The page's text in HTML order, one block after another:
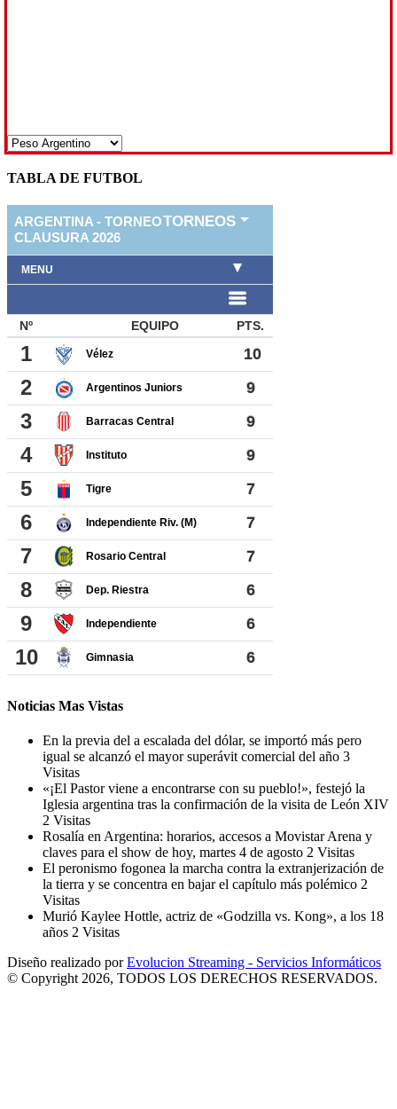
TABLA DE FUTBOL
Noticias Mas Vistas
En la previa del a escalada del dólar, se importó más pero
igual se alcanzó el mayor superávit comercial del año 3
Visitas
«¡El Pastor viene a encontrarse con su pueblo!», festejó la
Iglesia argentina tras la confirmación de la visita de León XIV
2 Visitas
Rosalía en Argentina: horarios, accesos a Movistar Arena y
claves para el show de hoy, martes 4 de agosto 2 Visitas
El peronismo fogonea la marcha contra la extranjerización de
la tierra y se concentra en bajar el capítulo más polémico 2
Visitas
Murió Kaylee Hottle, actriz de «Godzilla vs. Kong», a los 18
años 2 Visitas
Diseño realizado porEvolucion Streaming - Servicios Informáticos
© Copyright 2026, TODOS LOS DERECHOS RESERVADOS.